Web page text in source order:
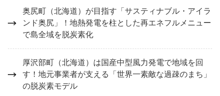
奥尻町（北海道）が目指す「サスティナブル・アイラ
ンド奥尻」！地熱発電を柱とした再エネフルメニュー
で島全域を脱炭素化
厚沢部町（北海道）は国産中型風力発電で地域を回
す！地元事業者が支える「世界一素敵な過疎のまち」
の脱炭素モデル